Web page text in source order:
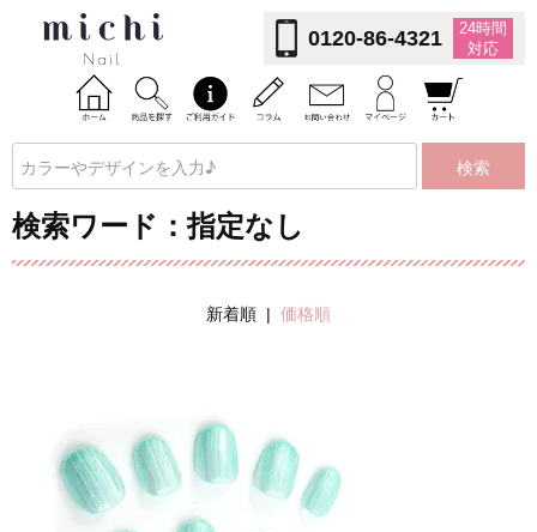
0120-86-4321
24時間
対応
検索
検索ワード：指定なし
新着順 | 価格順